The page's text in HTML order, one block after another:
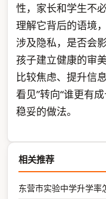
性，家长和学生不
理解它背后的语境
涉及隐私，是否会
孩子建立健康的审
比较焦虑、提升信
看见”转向“谁更有
稳妥的做法。
相关推荐
东营市实验中学升学率